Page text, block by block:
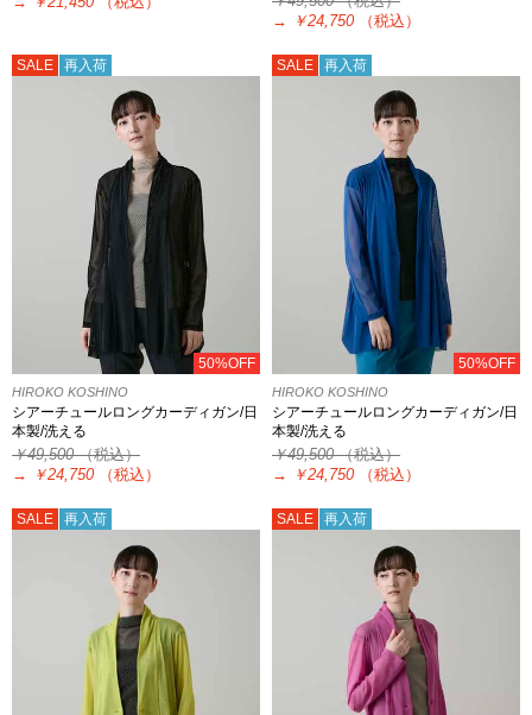
→
￥24,750 （税込）
SALE 再入荷
50%OFF
HIROKO KOSHINO
シアーチュールロングカーディガン/日
本製/洗える
￥49,500（税込）
→
￥24,750 （税込）
SALE 再入荷
50%OFF
HIROKO KOSHINO
シアーチュールロングカーディガン/日
本製/洗える
￥49,500（税込）
→
￥24,750 （税込）
SALE 再入荷 SALE 再入荷